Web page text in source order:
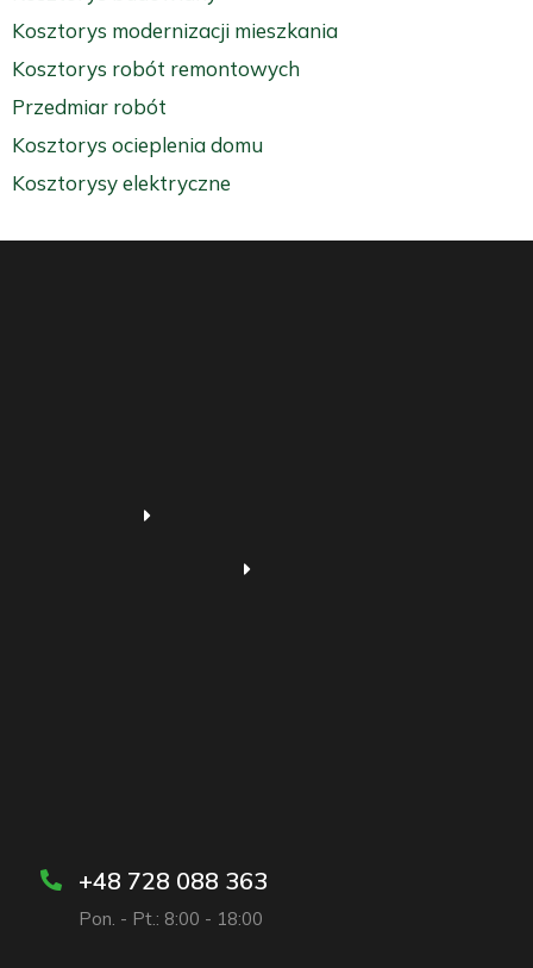
Kosztorys modernizacji mieszkania
Kosztorys robót remontowych
Przedmiar robót
Kosztorys ocieplenia domu
Kosztorysy elektryczne
+48 728 088 363
Pon. - Pt.: 8:00 - 18:00